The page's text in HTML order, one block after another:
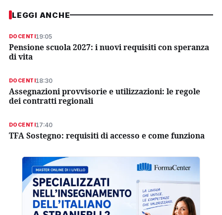
LEGGI ANCHE
DOCENTI19:05
Pensione scuola 2027: i nuovi requisiti con speranza
di vita
DOCENTI18:30
Assegnazioni provvisorie e utilizzazioni: le regole
dei contratti regionali
DOCENTI17:40
TFA Sostegno: requisiti di accesso e come funziona